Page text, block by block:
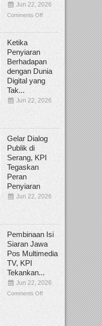
Jun 22, 2026
Comments Off
Ketika
Penyiaran
Berhadapan
dengan Dunia
Digital yang
Tak...
Jun 22, 2026
Gelar Dialog
Publik di
Serang, KPI
Tegaskan
Peran
Penyiaran
Jun 22, 2026
Pembinaan Isi
Siaran Jawa
Pos Multimedia
TV, KPI
Tekankan...
Jun 22, 2026
Comments Off